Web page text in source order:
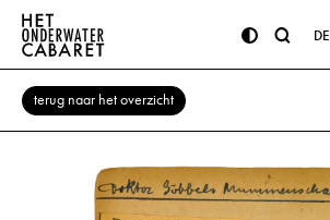
DE
terug naar het overzicht